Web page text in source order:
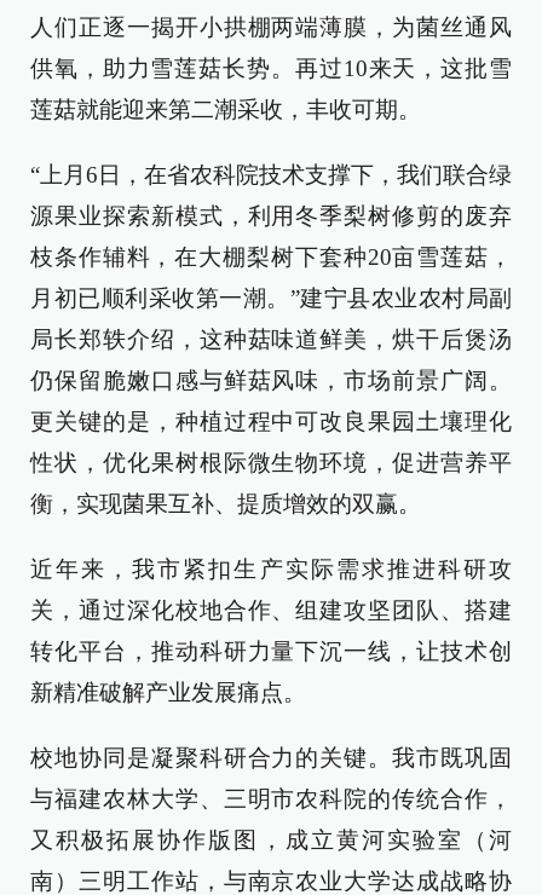
人们正逐一揭开小拱棚两端薄膜，为菌丝通风
供氧，助力雪莲菇长势。再过10来天，这批雪
莲菇就能迎来第二潮采收，丰收可期。
“上月6日，在省农科院技术支撑下，我们联合绿
源果业探索新模式，利用冬季梨树修剪的废弃
枝条作辅料，在大棚梨树下套种20亩雪莲菇，
月初已顺利采收第一潮。”建宁县农业农村局副
局长郑轶介绍，这种菇味道鲜美，烘干后煲汤
仍保留脆嫩口感与鲜菇风味，市场前景广阔。
更关键的是，种植过程中可改良果园土壤理化
性状，优化果树根际微生物环境，促进营养平
衡，实现菌果互补、提质增效的双赢。
近年来，我市紧扣生产实际需求推进科研攻
关，通过深化校地合作、组建攻坚团队、搭建
转化平台，推动科研力量下沉一线，让技术创
新精准破解产业发展痛点。
校地协同是凝聚科研合力的关键。我市既巩固
与福建农林大学、三明市农科院的传统合作，
又积极拓展协作版图，成立黄河实验室（河
南）三明工作站，与南京农业大学达成战略协